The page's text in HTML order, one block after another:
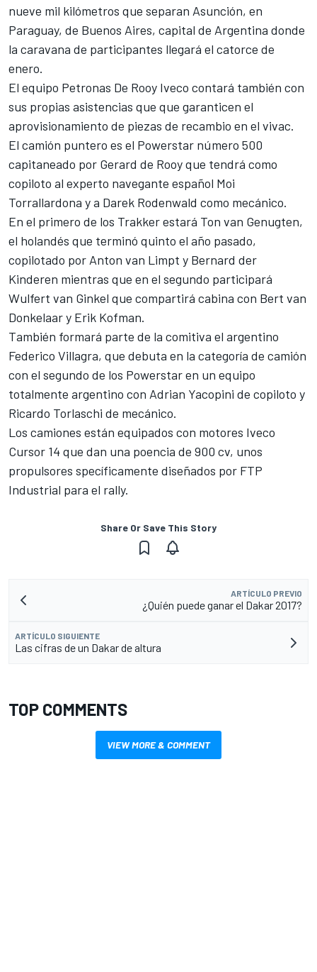
nueve mil kilómetros que separan Asunción, en
Paraguay, de Buenos Aires, capital de Argentina donde
la caravana de participantes llegará el catorce de
enero.
El equipo Petronas De Rooy Iveco contará también con
sus propias asistencias que que garanticen el
aprovisionamiento de piezas de recambio en el vivac.
El camión puntero es el Powerstar número 500
capitaneado por Gerard de Rooy que tendrá como
copiloto al experto navegante español Moi
Torrallardona y a Darek Rodenwald como mecánico.
En el primero de los Trakker estará Ton van Genugten,
el holandés que terminó quinto el año pasado,
copilotado por Anton van Limpt y Bernard der
Kinderen mientras que en el segundo participará
Wulfert van Ginkel que compartirá cabina con Bert van
Donkelaar y Erik Kofman.
También formará parte de la comitiva el argentino
Federico Villagra, que debuta en la categoría de camión
con el segundo de los Powerstar en un equipo
totalmente argentino con Adrian Yacopini de copiloto y
Ricardo Torlaschi de mecánico.
Los camiones están equipados con motores Iveco
Cursor 14 que dan una poencia de 900 cv, unos
propulsores specíficamente diseñados por FTP
Industrial para el rally.
Share Or Save This Story
ARTÍCULO PREVIO
¿Quién puede ganar el Dakar 2017?
ARTÍCULO SIGUIENTE
Las cifras de un Dakar de altura
TOP COMMENTS
VIEW MORE & COMMENT